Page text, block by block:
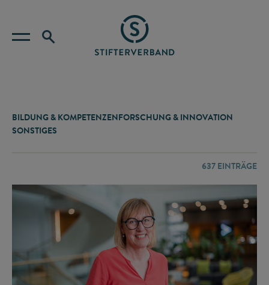
BILDUNG & KOMPETENZENFORSCHUNG & INNOVATION
SONSTIGES
637 EINTRÄGE